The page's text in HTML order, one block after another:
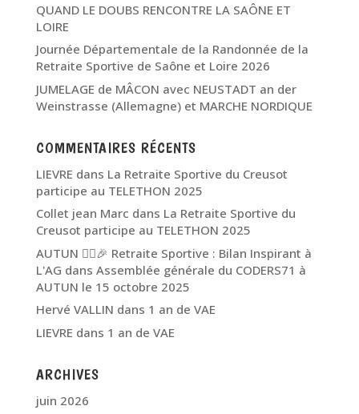
QUAND LE DOUBS RENCONTRE LA SAÔNE ET
LOIRE
Journée Départementale de la Randonnée de la
Retraite Sportive de Saône et Loire 2026
JUMELAGE de MÂCON avec NEUSTADT an der
Weinstrasse (Allemagne) et MARCHE NORDIQUE
COMMENTAIRES RÉCENTS
LIEVRE dans La Retraite Sportive du Creusot
participe au TELETHON 2025
Collet jean Marc dans La Retraite Sportive du
Creusot participe au TELETHON 2025
AUTUN 🏃‍♂️🎉 Retraite Sportive : Bilan Inspirant à
L'AG dans Assemblée générale du CODERS71 à
AUTUN le 15 octobre 2025
Hervé VALLIN dans 1 an de VAE
LIEVRE dans 1 an de VAE
ARCHIVES
juin 2026